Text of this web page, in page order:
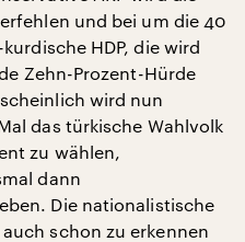
und bei um die 40
HDP, die wird
Zehn-Prozent-Hürde
wird nun
das türkische Wahlvolk
zu wählen,
dann
Die nationalistische
schon zu erkennen